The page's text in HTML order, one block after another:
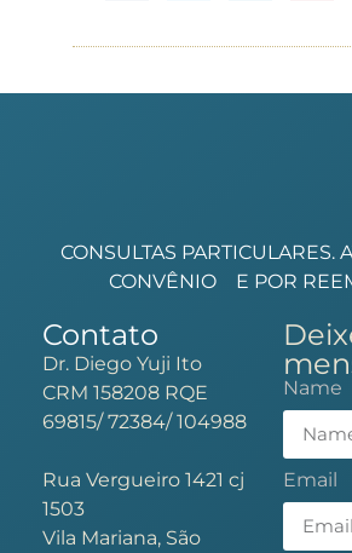
CONSULTAS PARTICULARES.
CONVÊNIO
E POR
Contato
Dr. Diego Yuji Ito
CRM 158208 RQE
69815/ 72384/ 104988
Rua Vergueiro 1421 cj
1503
Vila Mariana, São
Name
Email